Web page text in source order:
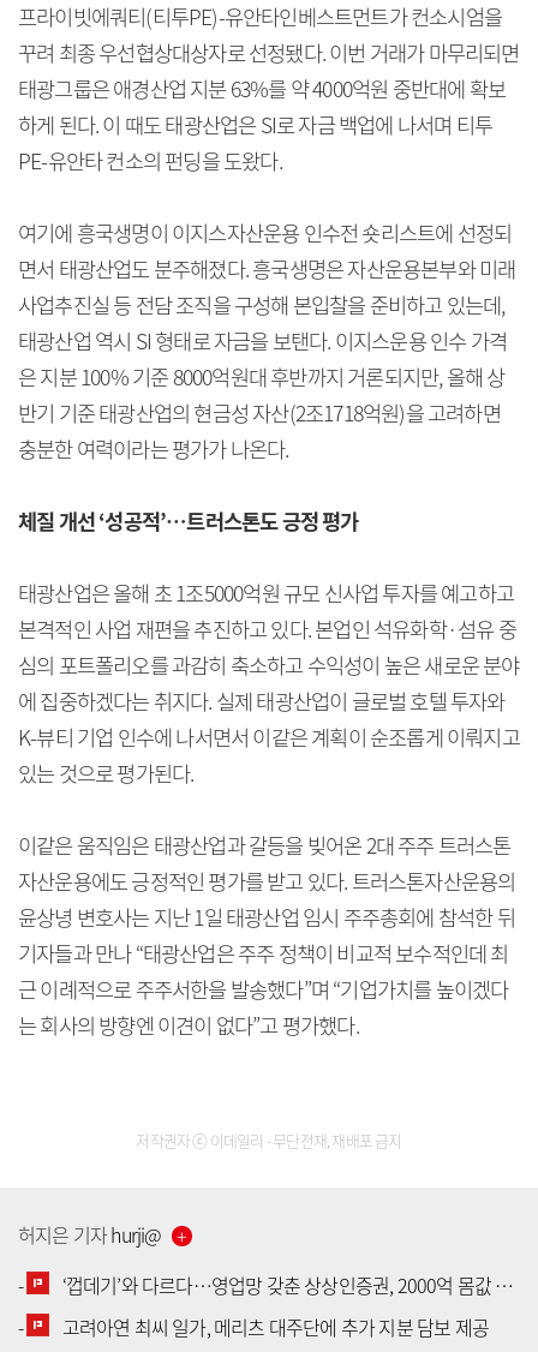
프라이빗에쿼티(티투PE)-유안타인베스트먼트가 컨소시엄을
꾸려 최종 우선협상대상자로 선정됐다. 이번 거래가 마무리되면
태광그룹은 애경산업 지분 63%를 약 4000억원 중반대에 확보
하게 된다. 이 때도 태광산업은 SI로 자금 백업에 나서며 티투
PE-유안타 컨소의 펀딩을 도왔다.
여기에 흥국생명이 이지스자산운용 인수전 숏리스트에 선정되
면서 태광산업도 분주해졌다. 흥국생명은 자산운용본부와 미래
사업추진실 등 전담 조직을 구성해 본입찰을 준비하고 있는데,
태광산업 역시 SI 형태로 자금을 보탠다. 이지스운용 인수 가격
은 지분 100% 기준 8000억원대 후반까지 거론되지만, 올해 상
반기 기준 태광산업의 현금성 자산(2조1718억원)을 고려하면
충분한 여력이라는 평가가 나온다.
체질 개선 ‘성공적’…트러스톤도 긍정 평가
태광산업은 올해 초 1조5000억원 규모 신사업 투자를 예고하고
본격적인 사업 재편을 추진하고 있다. 본업인 석유화학·섬유 중
심의 포트폴리오를 과감히 축소하고 수익성이 높은 새로운 분야
에 집중하겠다는 취지다. 실제 태광산업이 글로벌 호텔 투자와
K-뷰티 기업 인수에 나서면서 이같은 계획이 순조롭게 이뤄지고
있는 것으로 평가된다.
이같은 움직임은 태광산업과 갈등을 빚어온 2대 주주 트러스톤
자산운용에도 긍정적인 평가를 받고 있다. 트러스톤자산운용의
윤상녕 변호사는 지난 1일 태광산업 임시 주주총회에 참석한 뒤
기자들과 만나 “태광산업은 주주 정책이 비교적 보수적인데 최
근 이례적으로 주주서한을 발송했다”며 “기업가치를 높이겠다
는 회사의 방향엔 이견이 없다”고 평가했다.
저작권자 ⓒ 이데일리 - 무단전재, 재배포 금지
허지은 기자hurji@
-
‘껍데기’와 다르다…영업망 갖춘 상상인증권, 2000억 몸값 배경은
-
고려아연 최씨 일가, 메리츠 대주단에 추가 지분 담보 제공
[공지] 유료서비스 가입 안내